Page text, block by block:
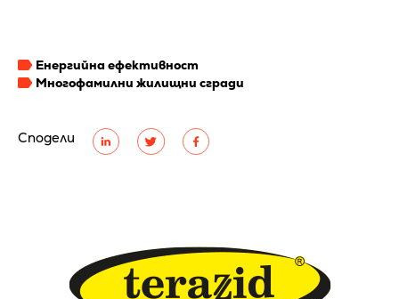
Сподели
Енергийна ефективност
Многофамилни жилищни сгради